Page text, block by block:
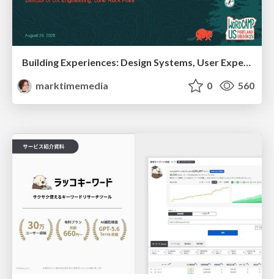
Building Experiences: Design Systems, User Experience, and Full Site Editing
marktimemedia
0 560